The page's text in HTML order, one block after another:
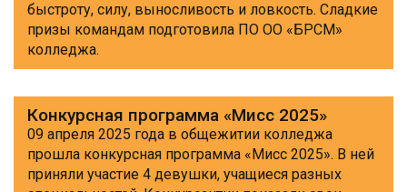
быстроту, силу, выносливость и ловкость. Сладкие
призы командам подготовила ПО ОО «БРСМ»
колледжа.
Конкурсная программа «Мисс 2025»
09 апреля 2025 года в общежитии колледжа
прошла конкурсная программа «Мисс 2025». В ней
приняли участие 4 девушки, учащиеся разных